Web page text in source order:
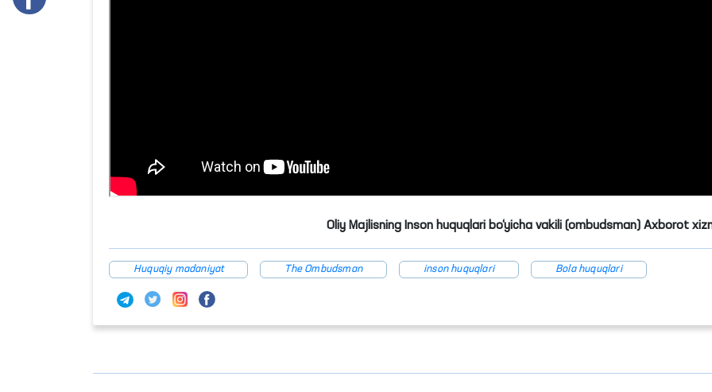
Oliy Majlisning Inson huquqlari bo‘yicha vakili (ombudsman) Axborot
Huquqiy madaniyat The Ombudsman inson huquqlari Bola huquqlari